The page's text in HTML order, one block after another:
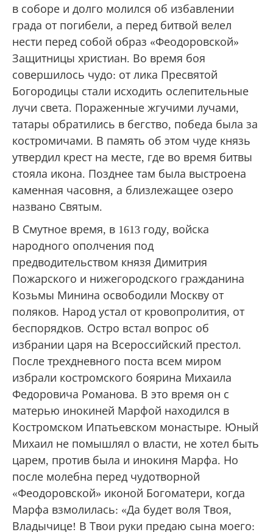
в соборе и долго молился об избавлении
града от погибели, а перед битвой велел
нести перед собой образ «Феодоровской»
Защитницы христиан. Во время боя
совершилось чудо: от лика Пресвятой
Богородицы стали исходить ослепительные
лучи света. Пораженные жгучими лучами,
татары обратились в бегство, победа была за
костромичами. В память об этом чуде князь
утвердил крест на месте, где во время битвы
стояла икона. Позднее там была выстроена
каменная часовня, а близлежащее озеро
названо Святым.
В Смутное время, в 1613 году, войска
народного ополчения под
предводительством князя Димитрия
Пожарского и нижегородского гражданина
Козьмы Минина освободили Москву от
поляков. Народ устал от кровопролития, от
беспорядков. Остро встал вопрос об
избрании царя на Всероссийский престол.
После трехдневного поста всем миром
избрали костромского боярина Михаила
Федоровича Романова. В это время он с
матерью инокиней Марфой находился в
Костромском Ипатьевском монастыре. Юный
Михаил не помышлял о власти, не хотел быть
царем, против была и инокиня Марфа. Но
после молебна перед чудотворной
«Феодоровской» иконой Богоматери, когда
Марфа взмолилась: «Да будет воля Твоя,
Владычице! В Твои руки предаю сына моего: